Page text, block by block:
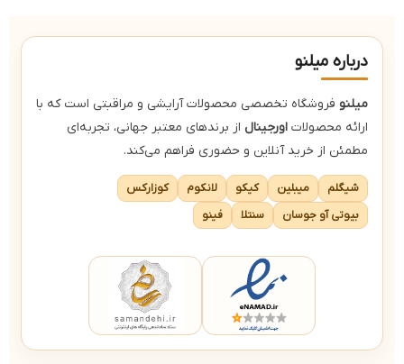
درباره میلنو
میلنو فروشگاه تخصصی محصولات آرایشی و مراقبتی است که با
ارائه محصولات اورجینال از برندهای معتبر جهانی، تجربه‌ای
مطمئن از خرید آنلاین و حضوری فراهم می‌کند.
شیگلم میبلین کیکو لانکوم
کوزارکس
بیوتی آو جوسان
سنتلا فینو